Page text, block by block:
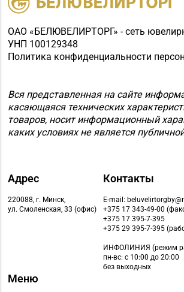
ОАО «БЕЛЮВЕЛИРТОРГ» - сеть
УНП 100129348
Политика конфиденциальности
Вся представленная на сайте
касающаяся технических
товаров, носит информационный
каких условиях не является
Адрес
220088, г. Минск,
ул. Смоленская, 33 (офис)
Контакты
E-mail:
+375 17 343-49-00
+375 17 395-7-395
+375 29 395-7-395
ИНФОЛИНИЯ (режим
пн-вс: с 10:00 до 20:00
без выходных
Меню